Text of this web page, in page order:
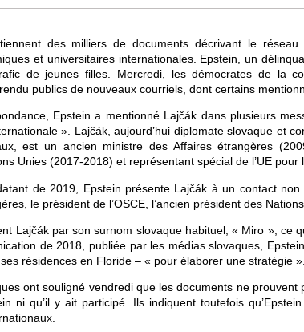
des milliers de documents décrivant le
et universitaires internationales. Epstein, un
de jeunes filles. Mercredi, les démocrates de la
publics de nouveaux courriels, dont certains
Epstein a mentionné Lajčák dans plusieurs
». Lajčák, aujourd’hui diplomate slovaque et
est un ancien ministre des Affaires étrangères
Unies (2017-2018) et représentant spécial de l’UE
de 2019, Epstein présente Lajčák à un contact
le président de l’OSCE, l’ancien président des
Lajčák par son surnom slovaque habituel, « Miro », ce
de 2018, publiée par les médias slovaques,
résidences en Floride – « pour élaborer une stratégie ».
ont souligné vendredi que les documents ne
ni qu’il y ait participé. Ils indiquent toutefois